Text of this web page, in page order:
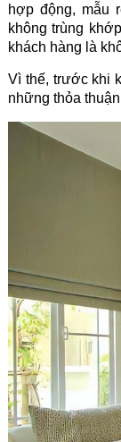
hợp động, mẫu
không trùng
khách hàng là
Vì thế, trước khi
những thỏa